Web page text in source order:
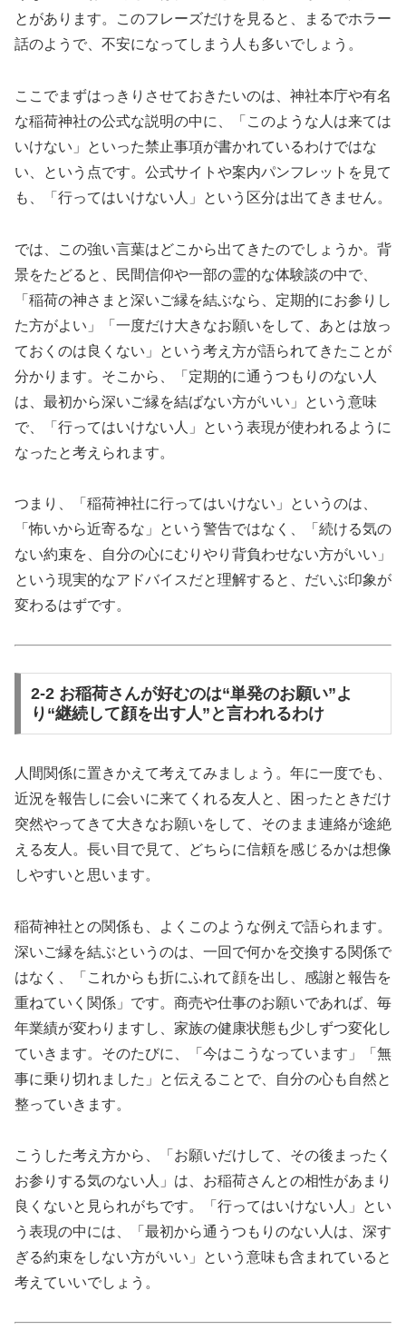
とがあります。このフレーズだけを見ると、まるでホラー
話のようで、不安になってしまう人も多いでしょう。
ここでまずはっきりさせておきたいのは、神社本庁や有名
な稲荷神社の公式な説明の中に、「このような人は来ては
いけない」といった禁止事項が書かれているわけではな
い、という点です。公式サイトや案内パンフレットを見て
も、「行ってはいけない人」という区分は出てきません。
では、この強い言葉はどこから出てきたのでしょうか。背
景をたどると、民間信仰や一部の霊的な体験談の中で、
「稲荷の神さまと深いご縁を結ぶなら、定期的にお参りし
た方がよい」「一度だけ大きなお願いをして、あとは放っ
ておくのは良くない」という考え方が語られてきたことが
分かります。そこから、「定期的に通うつもりのない人
は、最初から深いご縁を結ばない方がいい」という意味
で、「行ってはいけない人」という表現が使われるように
なったと考えられます。
つまり、「稲荷神社に行ってはいけない」というのは、
「怖いから近寄るな」という警告ではなく、「続ける気の
ない約束を、自分の心にむりやり背負わせない方がいい」
という現実的なアドバイスだと理解すると、だいぶ印象が
変わるはずです。
2-2 お稲荷さんが好むのは“単発のお願い”よ
り“継続して顔を出す人”と言われるわけ
人間関係に置きかえて考えてみましょう。年に一度でも、
近況を報告しに会いに来てくれる友人と、困ったときだけ
突然やってきて大きなお願いをして、そのまま連絡が途絶
える友人。長い目で見て、どちらに信頼を感じるかは想像
しやすいと思います。
稲荷神社との関係も、よくこのような例えで語られます。
深いご縁を結ぶというのは、一回で何かを交換する関係で
はなく、「これからも折にふれて顔を出し、感謝と報告を
重ねていく関係」です。商売や仕事のお願いであれば、毎
年業績が変わりますし、家族の健康状態も少しずつ変化し
ていきます。そのたびに、「今はこうなっています」「無
事に乗り切れました」と伝えることで、自分の心も自然と
整っていきます。
こうした考え方から、「お願いだけして、その後まったく
お参りする気のない人」は、お稲荷さんとの相性があまり
良くないと見られがちです。「行ってはいけない人」とい
う表現の中には、「最初から通うつもりのない人は、深す
ぎる約束をしない方がいい」という意味も含まれていると
考えていいでしょう。